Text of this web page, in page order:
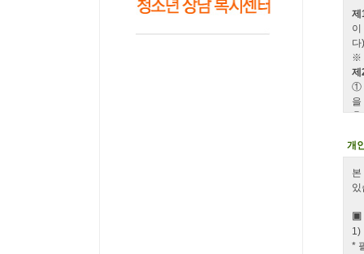
제
이
다
※
제
①
을
②
④
제
①
(
②
할
개
있
▣
1)
*